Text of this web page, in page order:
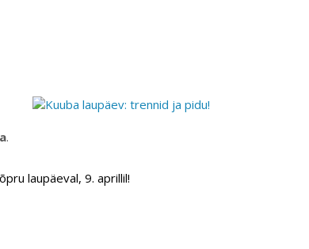
.
laupäeval, 9. aprillil!